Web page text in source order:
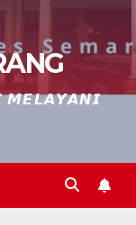
𝙈𝙀𝙇𝘼𝙔𝘼𝙉𝙄